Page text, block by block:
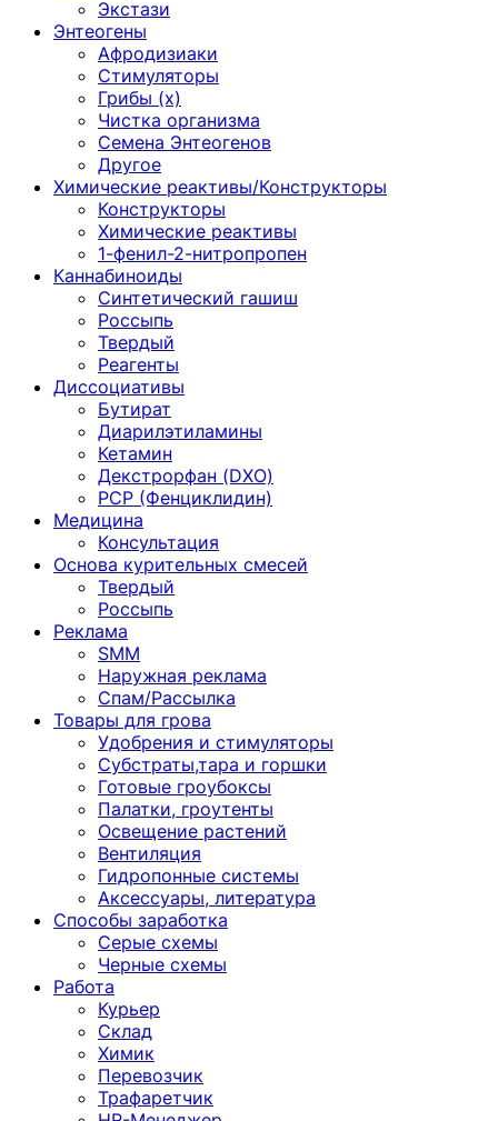
Экстази
Энтеогены
Афродизиаки
Стимуляторы
Грибы (х)
Чистка организма
Семена Энтеогенов
Другое
Химические реактивы/Конструкторы
Конструкторы
Химические реактивы
1-фенил-2-нитропропен
Каннабиноиды
Синтетический гашиш
Россыпь
Твердый
Реагенты
Диссоциативы
Бутират
Диарилэтиламины
Кетамин
Декстрорфан (DXO)
PCP (Фенциклидин)
Медицина
Консультация
Основа курительных смесей
Твердый
Россыпь
Реклама
SMM
Наружная реклама
Спам/Рассылка
Товары для грова
Удобрения и стимуляторы
Субстраты,тара и горшки
Готовые гроубоксы
Палатки, гроутенты
Освещение растений
Вентиляция
Гидропонные системы
Аксессуары, литература
Способы заработка
Серые схемы
Черные схемы
Работа
Курьер
Склад
Химик
Перевозчик
Трафаретчик